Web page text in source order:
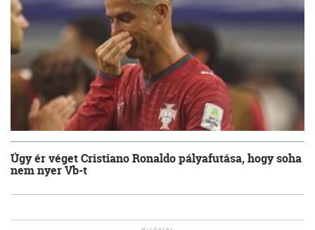
Úgy ér véget Cristiano Ronaldo pályafutása, hogy soha
nem nyer Vb-t